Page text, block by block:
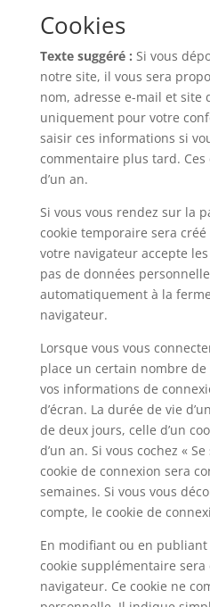
Cookies
Texte suggéré : Si vous
notre site, il vous sera
nom, adresse e-mail et site
uniquement pour votre
saisir ces informations si
commentaire plus tard.
d’un an.
Si vous vous rendez sur la
cookie temporaire sera
votre navigateur accepte
pas de données
automatiquement à la
navigateur.
Lorsque vous vous
place un certain nombre
vos informations de
d’écran. La durée de vie
de deux jours, celle d’un
d’un an. Si vous cochez «
cookie de connexion sera
semaines. Si vous vous
compte, le cookie de
En modifiant ou en
cookie supplémentaire
navigateur. Ce cookie ne